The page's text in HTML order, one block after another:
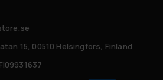
15, 00510 Helsingfors, Finland
FI09931637